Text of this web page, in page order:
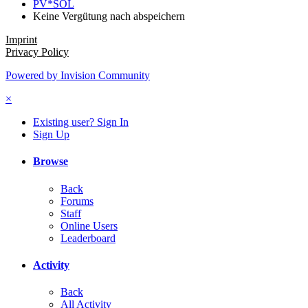
PV*SOL
Keine Vergütung nach abspeichern
Imprint
Privacy Policy
Powered by Invision Community
×
Existing user? Sign In
Sign Up
Browse
Back
Forums
Staff
Online Users
Leaderboard
Activity
Back
All Activity